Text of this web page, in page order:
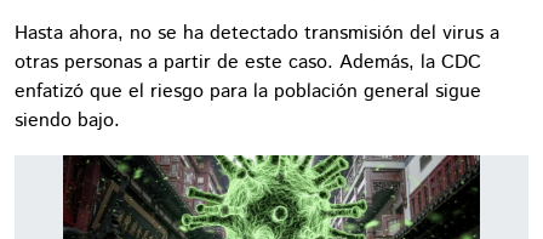
Hasta ahora, no se ha detectado transmisión del virus a
otras personas a partir de este caso. Además, la CDC
enfatizó que el riesgo para la población general sigue
siendo bajo.